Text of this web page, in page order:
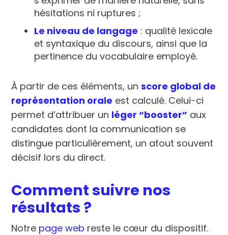
hésitations ni ruptures ;
Le niveau de langage : qualité lexicale
et syntaxique du discours, ainsi que la
pertinence du vocabulaire employé.
À partir de ces éléments, unscore global de
représentation orale est calculé. Celui-ci
permet d’attribuer un léger “booster” aux
candidates dont la communication se
distingue particulièrement, un atout souvent
décisif lors du direct.
Comment suivre nos
résultats ?
Notre page web reste le cœur du dispositif.